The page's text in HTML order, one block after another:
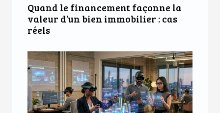
Quand le financement façonne la
valeur d’un bien immobilier : cas
réels